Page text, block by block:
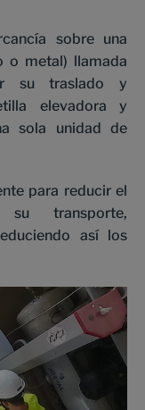
sobre una
o metal) llamada
su traslado y
elevadora y
sola unidad de
para reducir el
su transporte,
así los